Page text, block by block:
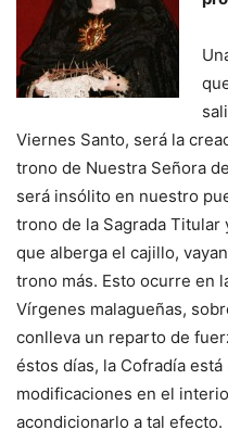
Viernes Santo, será la
trono de Nuestra Señora
será insólito en nuestro
trono de la Sagrada
que alberga el cajillo,
trono más. Esto ocurre en
Vírgenes malagueñas,
conlleva un reparto de
éstos días, la Cofradía
modificaciones en el
acondicionarlo a tal efecto.